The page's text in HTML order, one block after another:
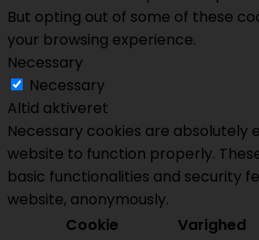
But opting out of some of these
your browsing experience.
Necessary
Necessary
Altid aktiveret
Necessary cookies are absolutely
website to function properly.
basic functionalities and security
website, anonymously.
Cookie
Varighed